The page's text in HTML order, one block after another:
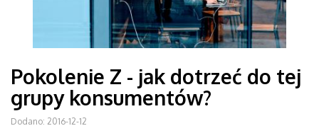
Pokolenie Z - jak dotrzeć do tej
grupy konsumentów?
Dodano: 2016-12-12